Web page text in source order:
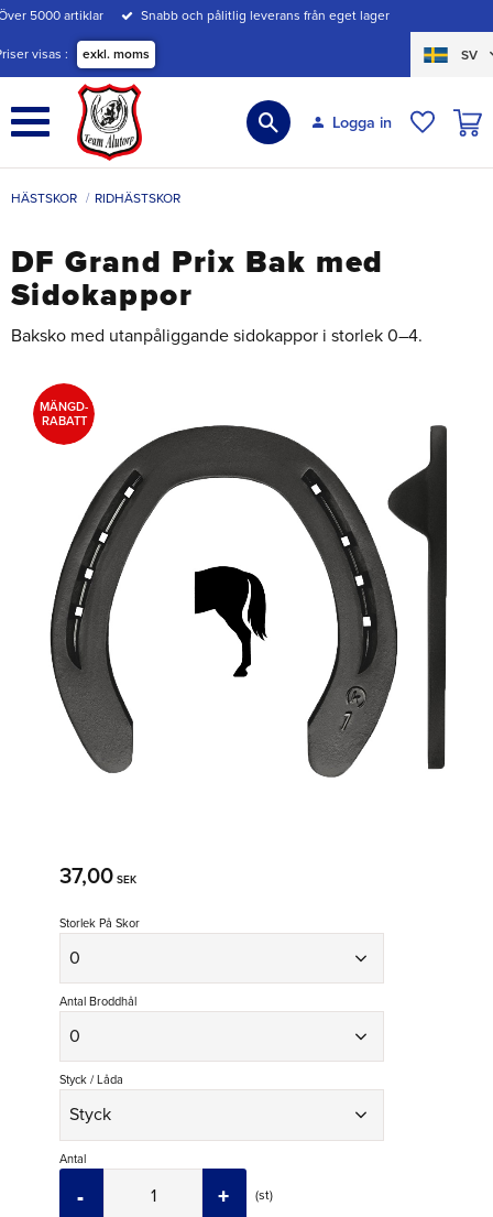
Meny
5000 artiklar Snabb och pålitlig leverans från eget lager
visas exkl. moms SV
Logga in
HÄSTSKOR RIDHÄSTSKOR
DF Grand Prix Bak med
Sidokappor
Baksko med utanpåliggande sidokappor i storlek 0–4.
MÄNGD-
RABATT
37,00 SEK
Storlek På Skor
Antal Broddhål
Styck / Låda
Antal
st
+
-